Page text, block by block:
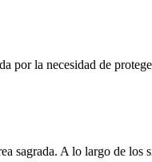
por la necesidad de
sagrada. A lo largo de